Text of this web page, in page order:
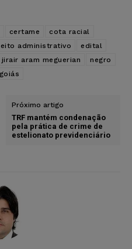
certame
cota racial
administrativo
edital
jirair aram meguerian
negro
Próximo artigo
TRF mantém condenação
pela prática de crime de
estelionato previdenciário